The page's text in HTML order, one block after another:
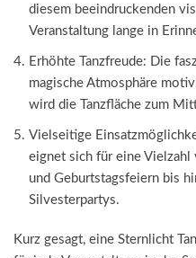
diesem beeindruckenden
Veranstaltung lange in
Erhöhte Tanzfreude: Die
magische Atmosphäre
wird die Tanzfläche zum
Vielseitige
eignet sich für eine
und Geburtstagsfeiern bis
Silvesterpartys.
Kurz gesagt, eine Sternlicht